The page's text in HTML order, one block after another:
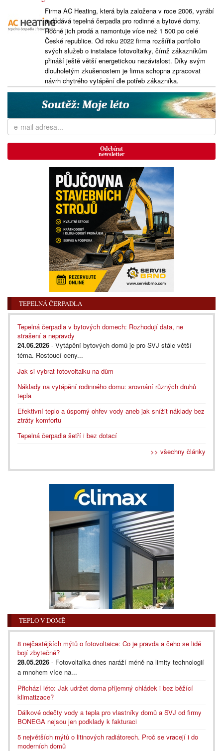
Firma AC Heating, která byla založena v roce 2006, vyrábí
a dodává tepelná čerpadla pro rodinné a bytové domy.
Ročně jich prodá a namontuje více než 1 500 po celé
České republice. Od roku 2022 firma rozšířila portfolio
svých služeb o instalace fotovoltaiky, čímž zákazníkům
přináší ještě větší energetickou nezávislost. Díky svým
dlouholetým zkušenostem je firma schopna zpracovat
návrh chytrého vytápění dle potřeb zákazníka.
Odebírat
newsletter
TEPELNÁ ČERPADLA
Tepelná čerpadla v bytových domech: Rozhodují data, ne
strašení a nepravdy
24.06.2026 - Vytápění bytových domů je pro SVJ stále větší
téma. Rostoucí ceny...
Jak si vybrat fotovoltaiku na dům
Náklady na vytápění rodinného domu: srovnání různých druhů
tepla
Efektivní teplo a úsporný ohřev vody aneb jak snížit náklady bez
ztráty komfortu
Tepelná čerpadla šetří i bez dotací
>> všechny články
TEPLO V DOMĚ
8 nejčastějších mýtů o fotovoltaice: Co je pravda a čeho se lidé
bojí zbytečně?
28.05.2026 - Fotovoltaika dnes naráží méně na limity technologií
a mnohem více na...
Přichází léto: Jak udržet doma příjemný chládek i bez běžící
klimatizace?
Dálkové odečty vody a tepla pro vlastníky domů a SVJ od firmy
BONEGA nejsou jen podklady k fakturaci
5 největších mýtů o litinových radiátorech. Proč se vracejí i do
moderních domů